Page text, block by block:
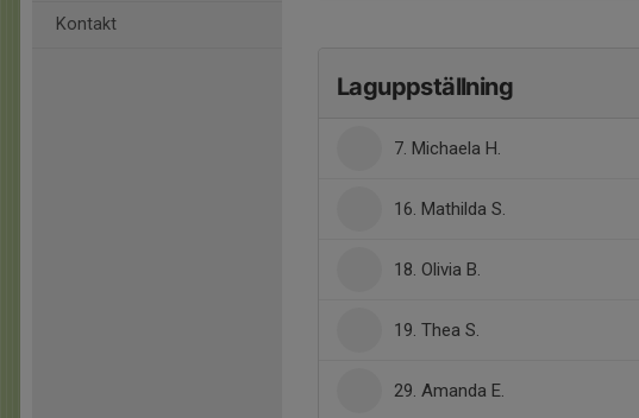
Kontakt
Laguppställning
7. Michaela H.
16. Mathilda S.
18. Olivia B.
19. Thea S.
29. Amanda E.